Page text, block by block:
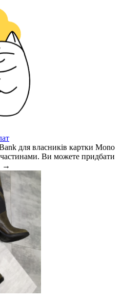
для власників картки Mono
Ви можете придбати
→